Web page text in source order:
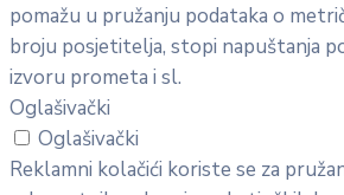
pomažu u pružanju podataka o
broju posjetitelja, stopi napuštanja
izvoru prometa i sl.
Oglašivački
Oglašivački
Reklamni kolačići koriste se za